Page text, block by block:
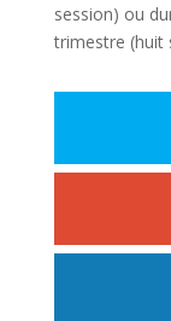
session) ou
trimestre (huit